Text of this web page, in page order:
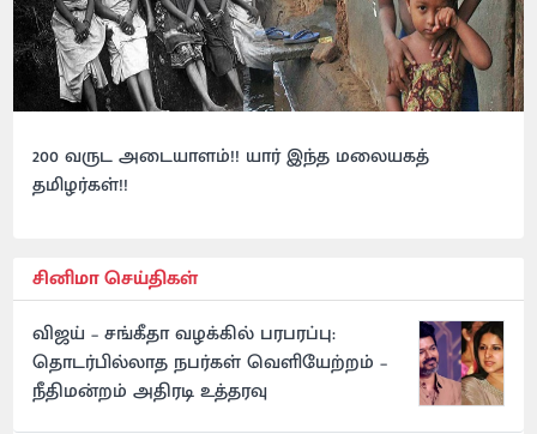
200 வருட அடையாளம்!! யார் இந்த மலையகத்
தமிழர்கள்!!
சினிமா செய்திகள்
விஜய் – சங்கீதா வழக்கில் பரபரப்பு:
தொடர்பில்லாத நபர்கள் வெளியேற்றம் –
நீதிமன்றம் அதிரடி உத்தரவு